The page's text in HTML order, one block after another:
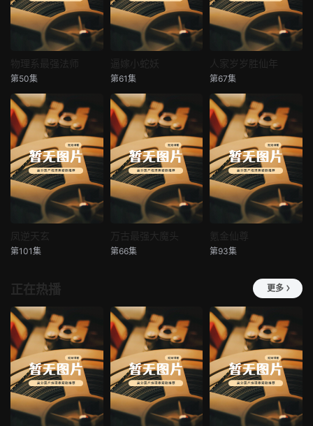
物理系最强法师
第50集
逼嫁小蛇妖
逼嫁小蛇妖
第61集
人家岁岁胜仙年
人家岁岁胜仙年
第67集
凤逆天玄
凤逆天玄
第101集
万古最强大魔头
万古最强大魔头
第66集
氪金仙尊
氪金仙尊
第93集
正在热播 更多